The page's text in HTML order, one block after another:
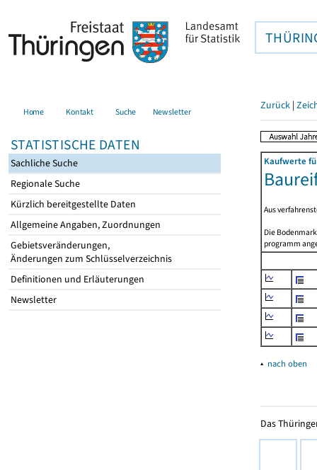
Home Kontakt Suche Newsletter
STATISTISCHE DATEN
Sachliche Suche
Regionale Suche
Kürzlich bereitgestellte Daten
Allgemeine Angaben, Zuordnungen
Gebietsveränderungen,
Änderungen zum Schlüsselverzeichnis
Definitionen und Erläuterungen
Newsletter
Zurück |
Kaufwerte
Aus
Die
programm
▴ nach oben
Das